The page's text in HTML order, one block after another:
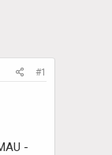
#1
-